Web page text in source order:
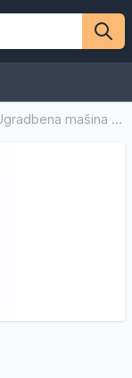
BOSCH Ugradbena mašina za suđe SBH4ECX28E